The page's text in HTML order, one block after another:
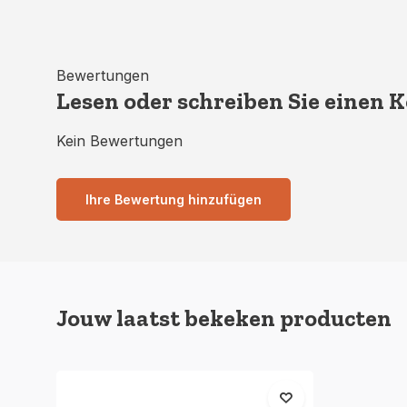
Bewertungen
Lesen oder schreiben Sie einen
Kein Bewertungen
Ihre Bewertung hinzufügen
Jouw laatst bekeken producten